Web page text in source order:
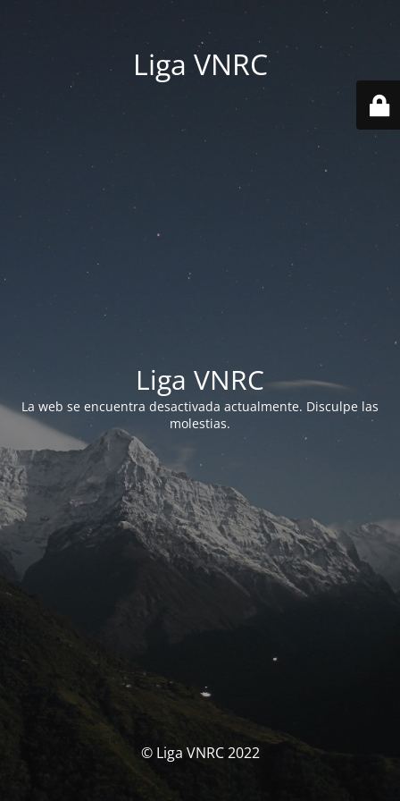
Liga VNRC
Liga VNRC
La web se encuentra desactivada actualmente. Disculpe las
molestias.
© Liga VNRC 2022